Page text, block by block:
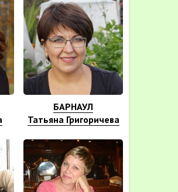
БАРНАУЛ
Татьяна Григоричева